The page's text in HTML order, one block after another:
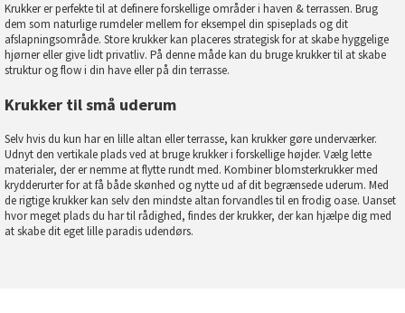
Krukker er perfekte til at definere forskellige områder i haven & terrassen. Brug
dem som naturlige rumdeler mellem for eksempel din spiseplads og dit
afslapningsområde. Store krukker kan placeres strategisk for at skabe hyggelige
hjørner eller give lidt privatliv. På denne måde kan du bruge krukker til at skabe
struktur og flow i din have eller på din terrasse.
Krukker til små uderum
Selv hvis du kun har en lille altan eller terrasse, kan krukker gøre underværker.
Udnyt den vertikale plads ved at bruge krukker i forskellige højder. Vælg lette
materialer, der er nemme at flytte rundt med. Kombiner blomsterkrukker med
krydderurter for at få både skønhed og nytte ud af dit begrænsede uderum. Med
de rigtige krukker kan selv den mindste altan forvandles til en frodig oase. Uanset
hvor meget plads du har til rådighed, findes der krukker, der kan hjælpe dig med
at skabe dit eget lille paradis udendørs.